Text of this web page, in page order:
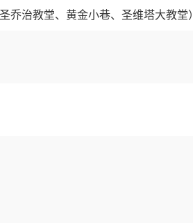
乔治教堂、黄金小巷、圣维塔大教堂）